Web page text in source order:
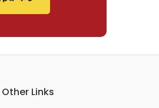
Other Links